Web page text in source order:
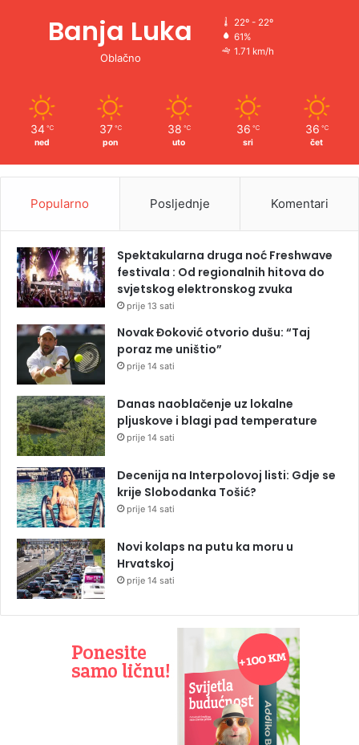
Banja Luka
Oblačno
22º - 22º
61%
1.71 km/h
34 ℃
ned
37 ℃
pon
38 ℃
uto
36 ℃
sri
36 ℃
čet
Popularno Posljednje Komentari
Spektakularna druga noć Freshwave
festivala : Od regionalnih hitova do
svjetskog elektronskog zvuka
prije 13 sati
Novak Đoković otvorio dušu: “Taj
poraz me uništio”
prije 14 sati
Danas naoblačenje uz lokalne
pljuskove i blagi pad temperature
prije 14 sati
Decenija na Interpolovoj listi: Gdje se
krije Slobodanka Tošić?
prije 14 sati
Novi kolaps na putu ka moru u
Hrvatskoj
prije 14 sati